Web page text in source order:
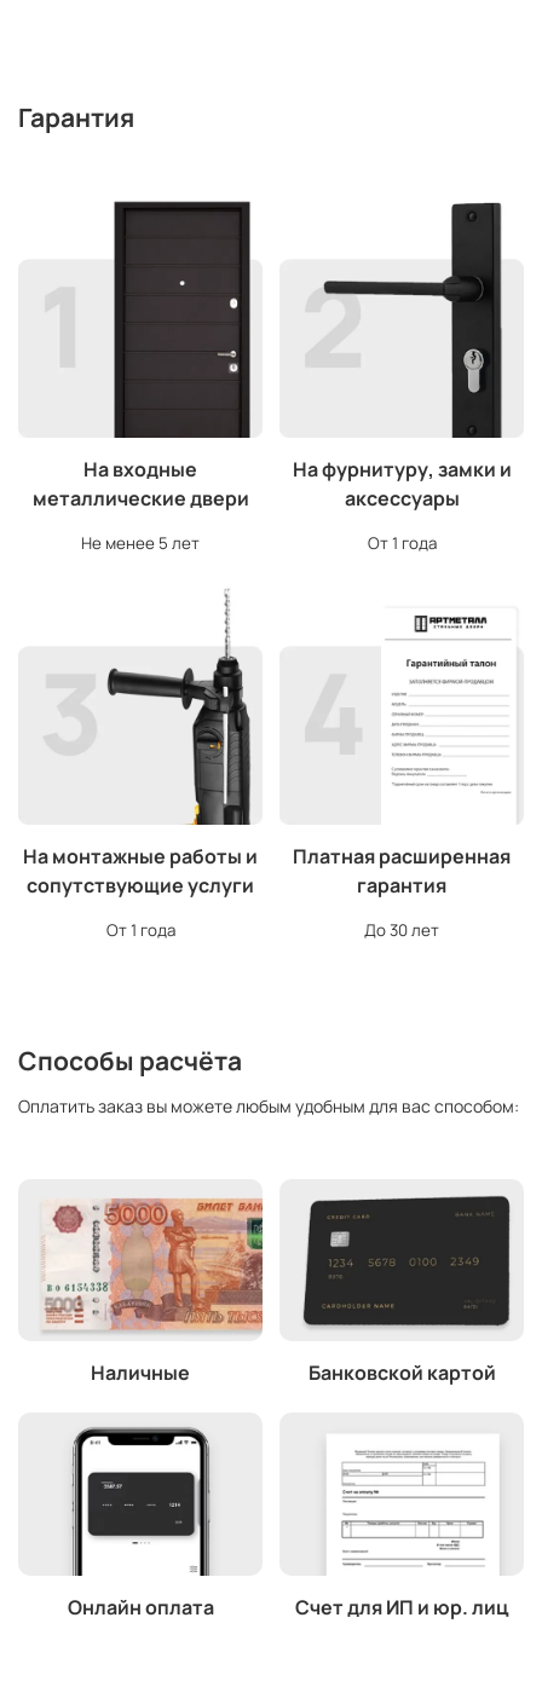
Гарантия
На входные
металлические двери
Не менее 5 лет
На фурнитуру, замки и
аксессуары
От 1 года
На монтажные работы и
сопутствующие услуги
От 1 года
Платная расширенная
гарантия
До 30 лет
Способы расчёта
Оплатить заказ вы можете любым удобным для вас способом:
Наличные Банковской картой
Онлайн оплата Счет для ИП и юр. лиц